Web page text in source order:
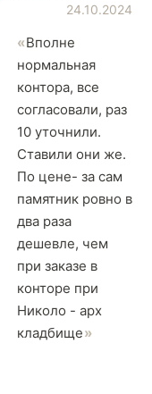
24.10.2024
Вполне
нормальная
контора, все
согласовали, раз
10 уточнили.
Ставили они же.
По цене- за сам
памятник ровно в
два раза
дешевле, чем
при заказе в
конторе при
Николо - арх
кладбище